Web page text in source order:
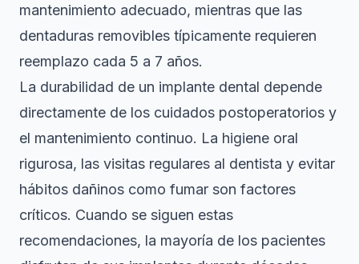
mantenimiento adecuado, mientras que las
dentaduras removibles típicamente requieren
reemplazo cada 5 a 7 años.
La durabilidad de un implante dental depende
directamente de los cuidados postoperatorios y
el mantenimiento continuo. La higiene oral
rigurosa, las visitas regulares al dentista y evitar
hábitos dañinos como fumar son factores
críticos. Cuando se siguen estas
recomendaciones, la mayoría de los pacientes